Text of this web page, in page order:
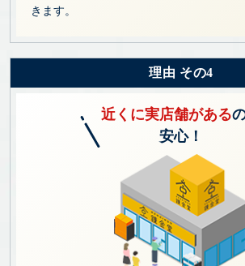
きます。
理由 その4
近くに実店舗がある
安心！